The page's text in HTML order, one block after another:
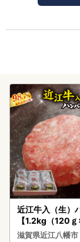
近江牛入（生）
【1.2kg（120ｇ
】【AG09W】
滋賀県近江八幡市